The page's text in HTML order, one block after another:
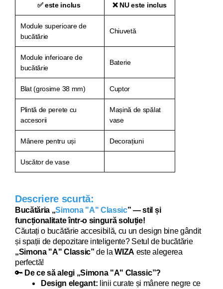
✅ este inclus ❌ NU este inclus
Module superioare de
bucătărie
Chiuvetă
Module inferioare de
bucătărie
Baterie
Blat (grosime 38 mm) Cuptor
Plintă de perete cu
accesorii
Mașină de spălat
vase
Mânere pentru uși Decorațiuni
Uscător de vase
Descriere scurtă:
Bucătăria „Simona "A" Classic” — stil și
funcționalitate într-o singură soluție!
Căutați o bucătărie accesibilă, cu un design bine gândit
și spații de depozitare inteligente? Setul de bucătărie
„Simona "A" Classic” de laWIZA este alegerea
perfectă!
🔑 De ce să alegi „Simona "A" Classic”?
Design elegant: linii curate și mânere negre ce